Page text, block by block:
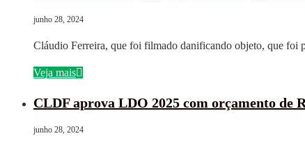
junho 28, 2024
Cláudio Ferreira, que foi filmado danificando objeto, que foi
Veja mais
CLDF aprova LDO 2025 com orçamento de
junho 28, 2024